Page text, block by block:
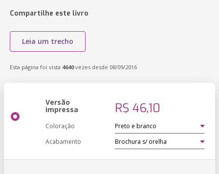
Compartilhe este livro
Leia um trecho
Esta página foi vista 4640vezes desde 08/09/2016
Versão
impressa R$ 46,10
Coloração
Acabamento